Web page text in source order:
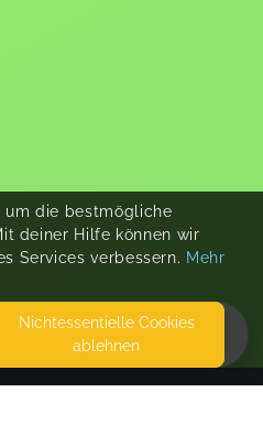
um die bestmögliche
deiner Hilfe können wir
Services verbessern. Mehr
Nicht­essentielle Cookies
ablehnen